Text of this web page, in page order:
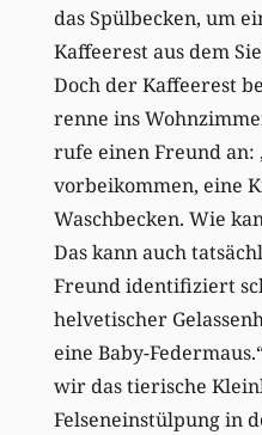
das Spülbecken, um
Kaffeerest aus dem
Doch der Kaffeerest
renne ins
rufe einen Freund an:
vorbeikommen, eine
Waschbecken. Wie
Das kann auch
Freund identifiziert
helvetischer
eine Baby-
wir das tierische
Felseneinstülpung in